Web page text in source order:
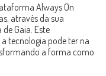
Always On
através da sua
Gaia. Este
tecnologia pode ter na
a forma como